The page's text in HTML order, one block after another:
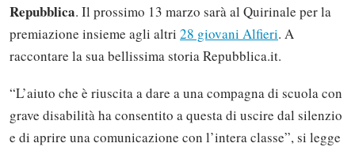
Repubblica. Il prossimo 13 marzo sarà al Quirinale per la
premiazione insieme agli altri 28 giovani Alfieri. A
raccontare la sua bellissima storia Repubblica.it.
“L’aiuto che è riuscita a dare a una compagna di scuola con
grave disabilità ha consentito a questa di uscire dal silenzio
e di aprire una comunicazione con l’intera classe”, si legge